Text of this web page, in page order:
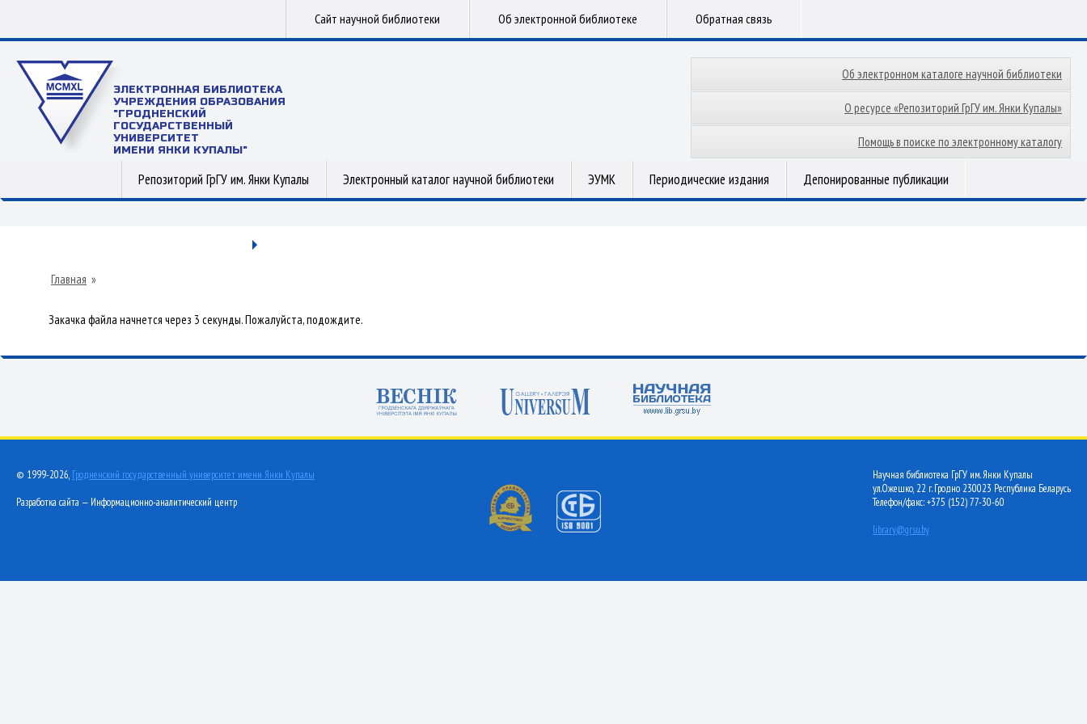
Сайт научной библиотеки Об электронной библиотеке Обратная связь
ЭЛЕКТРОННАЯ БИБЛИОТЕКА
УЧРЕЖДЕНИЯ ОБРАЗОВАНИЯ
"ГРОДНЕНСКИЙ
ГОСУДАРСТВЕННЫЙ
УНИВЕРСИТЕТ
ИМЕНИ ЯНКИ КУПАЛЫ"
Об электронном каталоге научной библиотеки
О ресурсе «Репозиторий ГрГУ им. Янки Купалы»
Помощь в поиске по электронному каталогу
Репозиторий ГрГУ им. Янки Купалы Электронный каталог научной библиотеки ЭУМК Периодические издания Депонированные публикации
Главная »
Закачка файла начнется через 3 секунды. Пожалуйста, подождите.
© 1999-2026, Гродненский государственный университет имени Янки Купалы
Разработка сайта — Информационно-аналитический центр
Научная библиотека ГрГУ им. Янки Купалы
ул.Ожешко, 22 г. Гродно 230023 Республика Беларусь
Телефон/факс: +375 (152) 77-30-60
library@grsu.by